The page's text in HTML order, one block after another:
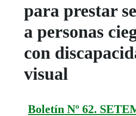
para prestar
a personas
con
visual
Boletín Nº 62.